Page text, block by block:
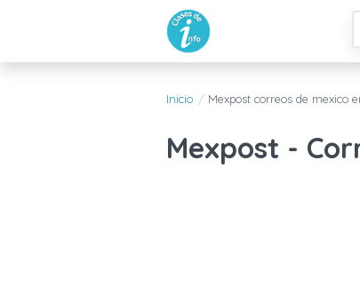
Inicio Mexpost correos de mexico
Mexpost -